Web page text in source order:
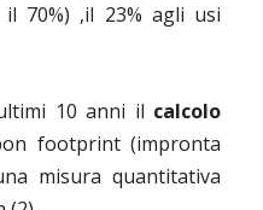
70%) ,il 23% agli usi
10 anni il calcolo
footprint (impronta
misura quantitativa